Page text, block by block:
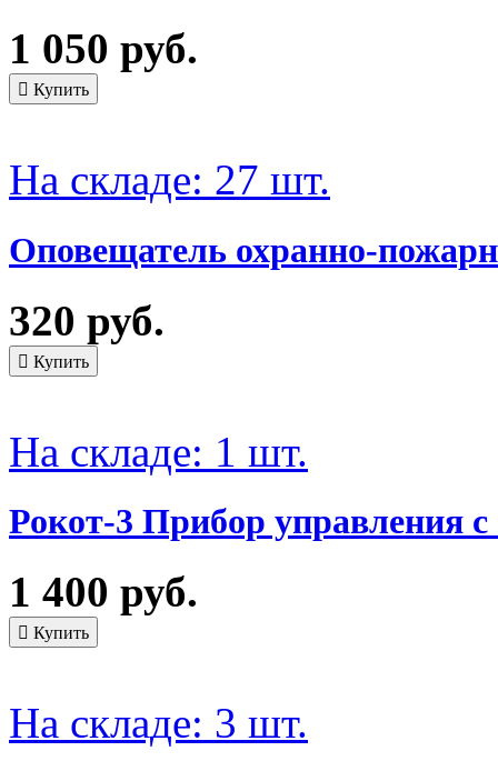
1 050 руб.
На складе: 27 шт.
Оповещатель охранно-
320 руб.
На складе: 1 шт.
Рокот-3 Прибор управления с
1 400 руб.
На складе: 3 шт.